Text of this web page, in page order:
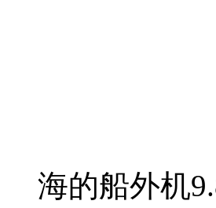
海的船外机